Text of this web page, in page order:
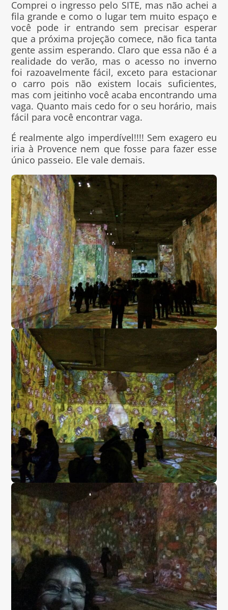
Comprei o ingresso pelo SITE, mas não achei a
fila grande e como o lugar tem muito espaço e
você pode ir entrando sem precisar esperar
que a próxima projeção comece, não fica tanta
gente assim esperando. Claro que essa não é a
realidade do verão, mas o acesso no inverno
foi razoavelmente fácil, exceto para estacionar
o carro pois não existem locais suficientes,
mas com jeitinho você acaba encontrando uma
vaga. Quanto mais cedo for o seu horário, mais
fácil para você encontrar vaga.
É realmente algo imperdível!!!! Sem exagero eu
iria à Provence nem que fosse para fazer esse
único passeio. Ele vale demais.